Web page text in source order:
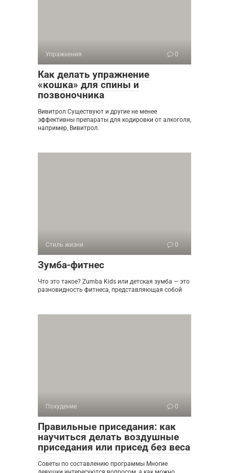
Упражнения 0
Как делать упражнение
«кошка» для спины и
позвоночника
Вивитрол Существуют и другие не менее
эффективны препараты для кодировки от алкоголя,
например, Вивитрол.
Стиль жизни 0
Зумба-фитнес
Что это такое? Zumba Kids или детская зумба — это
разновидность фитнеса, представляющая собой
Похудение 0
Правильные приседания: как
научиться делать воздушные
приседания или присед без веса
Советы по составлению программы Многие